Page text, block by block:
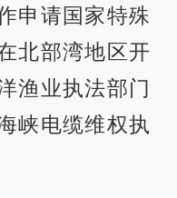
申请国家特殊
北部湾地区开
渔业执法部门
峡电缆维权执